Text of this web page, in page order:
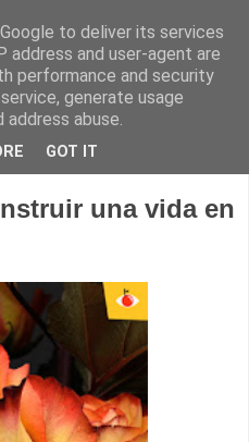
una vida en
to deliver its services
address and user-agent are
performance and security
generate usage
abuse.
GOT IT